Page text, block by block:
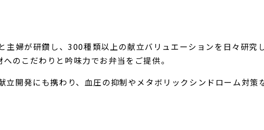
婦が研鑽し、300種類以上の献立バリュエーションを日々研究
のこだわりと吟味力でお弁当をご提供。
開発にも携わり、血圧の抑制やメタボリックシンドローム対策